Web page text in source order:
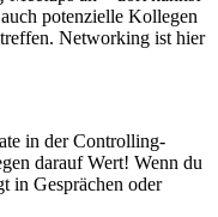
potenzielle Kollegen
Networking ist hier
in der Controlling-
darauf Wert! Wenn du
in Gesprächen oder